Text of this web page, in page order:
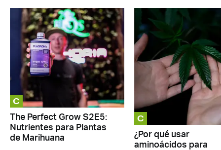
C
The Perfect Grow S2E5:
Nutrientes para Plantas
de Marihuana
C
¿Por qué usar
aminoácidos para